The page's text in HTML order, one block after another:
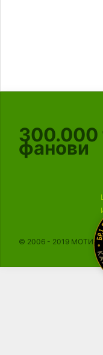
300.000
фанови
© 2006 - 2019 МОТИКА,